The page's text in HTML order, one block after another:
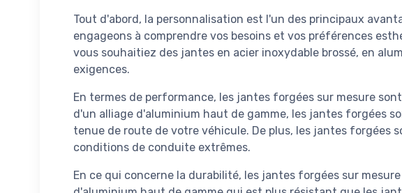
Tout d'abord, la personnalisation est l'un des principaux
engageons à comprendre vos besoins et vos préférences
vous souhaitiez des jantes en acier inoxydable brossé, en
exigences.
En termes de performance, les jantes forgées sur mesure
d'un alliage d'aluminium haut de gamme, les jantes forgées
tenue de route de votre véhicule. De plus, les jantes forgées
conditions de conduite extrêmes.
En ce qui concerne la durabilité, les jantes forgées sur